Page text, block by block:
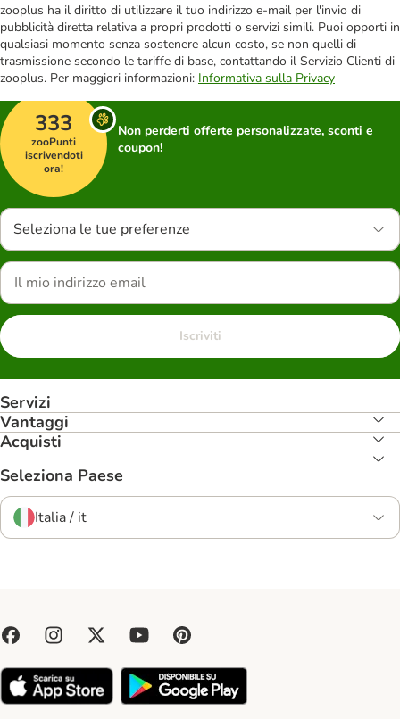
zooplus ha il diritto di utilizzare il tuo indirizzo e-mail per l'invio di
pubblicità diretta relativa a propri prodotti o servizi simili. Puoi opporti in
qualsiasi momento senza sostenere alcun costo, se non quelli di
trasmissione secondo le tariffe di base, contattando il Servizio Clienti di
zooplus. Per maggiori informazioni: Informativa sulla Privacy
333
zooPunti
iscrivendoti
ora!
Non perderti offerte personalizzate, sconti e
coupon!
Seleziona le tue preferenze
Iscriviti
Servizi
Vantaggi
Acquisti
Seleziona Paese
Italia / it